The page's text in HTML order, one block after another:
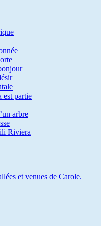
est partie
arbre
Riviera
et venues de Carole.